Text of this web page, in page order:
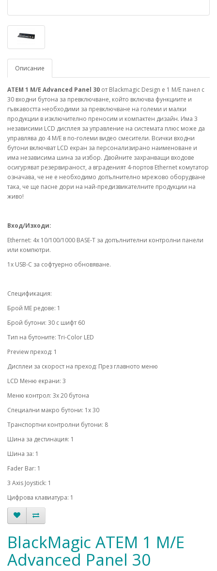
Описание
ATEM 1 M/E Advanced Panel 30 от Blackmagic Design е 1 M/E панел с
30 входни бутона за превключване, който включва функциите и
гъвкавостта необходими за превключване на големи и малки
продукции в изключително преносим и компактен дизайн. Има 3
независими LCD дисплея за управление на системата плюс може да
управлява до 4 M/E в по-големи видео смесители. Всички входни
бутони включват LCD екран за персонализирано наименоване и
има независима шина за избор. Двойните захранващи входове
осигуряват резервираност, а вграденият 4-портов Ethernet комутатор
означава, че не е необходимо допълнително мрежово оборудване
така, че ще пасне дори на най-предизвикателните продукции на
живо!
Вход/Изходи:
Ethernet: 4x 10/100/1000 BASE-T за допълнителни контролни панели
или компютри.
1x USB-C за софтуерно обновяване.
Спецификация:
Брой МЕ редове: 1
Брой бутони: 30 с шифт 60
Тип на бутоните: Tri-Color LED
Preview преход: 1
Дисплеи за скорост на преход: През главното меню
LCD Меню екрани: 3
Меню контрол: 3x 20 бутона
Специални макро бутони: 1x 30
Транспортни контролни бутони: 8
Шина за дестинация: 1
Шина за: 1
Fader Bar: 1
3 Axis Joystick: 1
Цифрова клавиатура: 1
BlackMagic ATEM 1 M/E
Advanced Panel 30